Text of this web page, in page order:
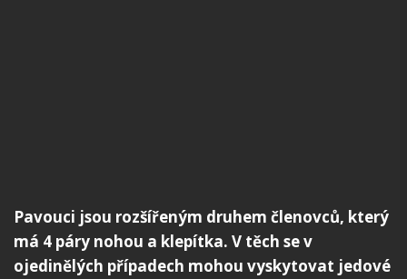
Pavouci jsou rozšířeným druhem členovců, který
má 4 páry nohou a klepítka. V těch se v
ojedinělých případech mohou vyskytovat jedové